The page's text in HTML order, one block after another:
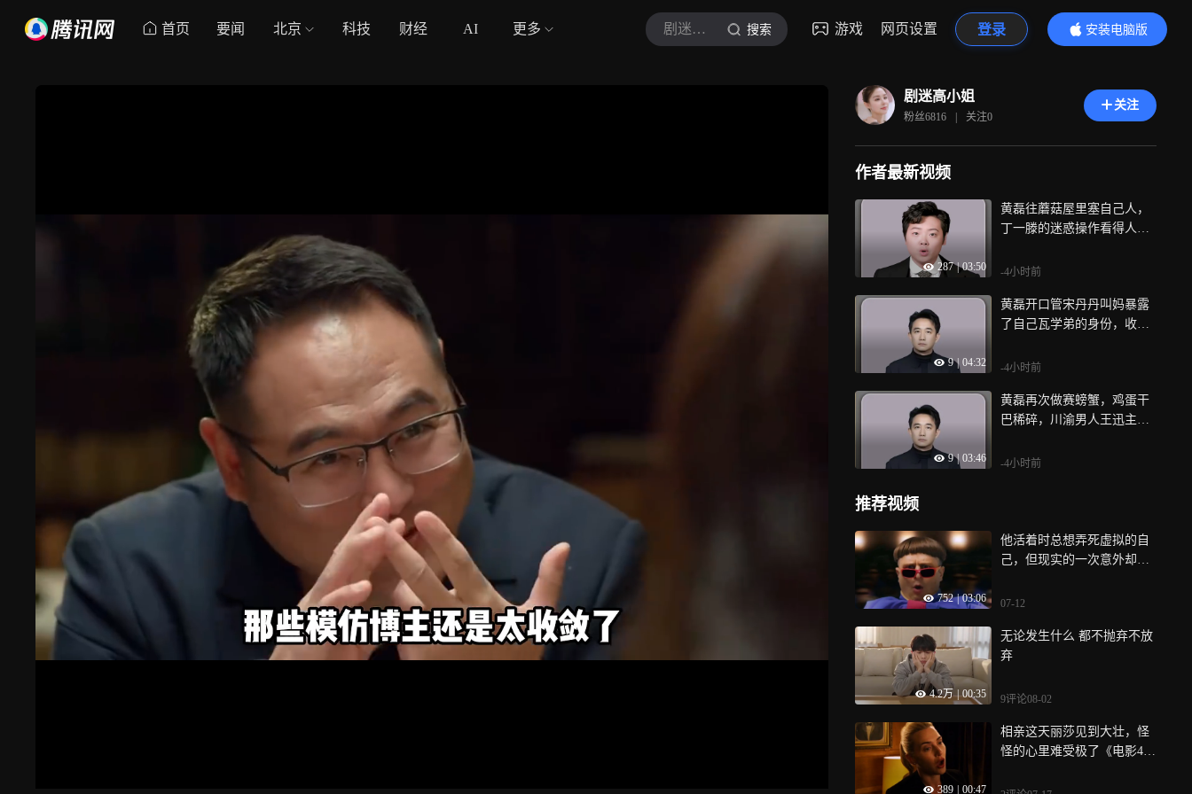
首页 要闻 北京 科技 财经 AI 更多 剧迷高小姐 搜索 游戏 网页设置 登录
安装电脑版
内容更精彩
剧迷高小姐
粉丝6816 | 关注0
关注
作者最新视频
287 | 03:50
黄磊往蘑菇屋里塞自己人，
丁一滕的迷惑操作看得人尴
-4小时前
9 | 04:32
黄磊开口管宋丹丹叫妈暴露
了自己瓦学弟的身份，收官
-4小时前
9 | 03:46
黄磊再次做赛螃蟹，鸡蛋干
巴稀碎，川渝男人王迅主动
-4小时前
推荐视频
752 | 03:06
他活着时总想弄死虚拟的自
己，但现实的一次意外却让
07-12
4.2万 | 00:35
无论发生什么 都不抛弃不放
弃
9评论08-02
389 00:47
相亲这天丽莎见到大壮，怪
怪的心里难受极了《电影4